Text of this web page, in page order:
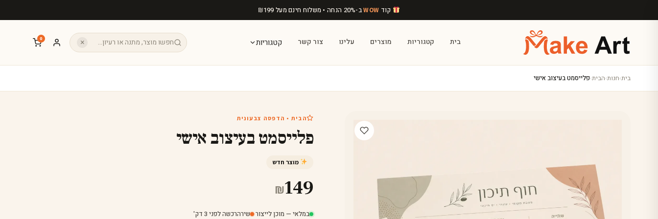
קוד WOWב-20% הנחה • משלוח חינם מעל ₪199
בית קטגוריות מוצרים עלינו צור קשר קטגוריות ×
0
בית›חנות›הבית›פלייסמט בעיצוב אישי
הבית • הדפסה צבעונית
פלייסמט בעיצוב אישי
מוצר חדש
₪149
במלאי — מוכן לייצור· שירהרכשה לפני 3 דק'